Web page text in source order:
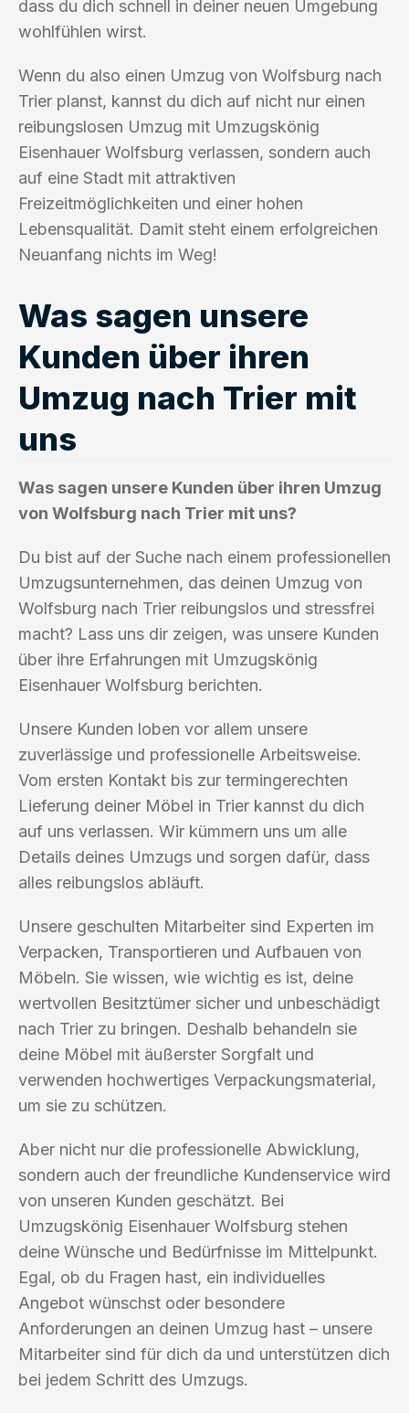
dass du dich schnell in deiner neuen Umgebung
wohlfühlen wirst.
Wenn du also einen Umzug von Wolfsburg nach
Trier planst, kannst du dich auf nicht nur einen
reibungslosen Umzug mit Umzugskönig
Eisenhauer Wolfsburg verlassen, sondern auch
auf eine Stadt mit attraktiven
Freizeitmöglichkeiten und einer hohen
Lebensqualität. Damit steht einem erfolgreichen
Neuanfang nichts im Weg!
Was sagen unsere
Kunden über ihren
Umzug nach Trier mit
uns
Was sagen unsere Kunden über ihren Umzug
von Wolfsburg nach Trier mit uns?
Du bist auf der Suche nach einem professionellen
Umzugsunternehmen, das deinen Umzug von
Wolfsburg nach Trier reibungslos und stressfrei
macht? Lass uns dir zeigen, was unsere Kunden
über ihre Erfahrungen mit Umzugskönig
Eisenhauer Wolfsburg berichten.
Unsere Kunden loben vor allem unsere
zuverlässige und professionelle Arbeitsweise.
Vom ersten Kontakt bis zur termingerechten
Lieferung deiner Möbel in Trier kannst du dich
auf uns verlassen. Wir kümmern uns um alle
Details deines Umzugs und sorgen dafür, dass
alles reibungslos abläuft.
Unsere geschulten Mitarbeiter sind Experten im
Verpacken, Transportieren und Aufbauen von
Möbeln. Sie wissen, wie wichtig es ist, deine
wertvollen Besitztümer sicher und unbeschädigt
nach Trier zu bringen. Deshalb behandeln sie
deine Möbel mit äußerster Sorgfalt und
verwenden hochwertiges Verpackungsmaterial,
um sie zu schützen.
Aber nicht nur die professionelle Abwicklung,
sondern auch der freundliche Kundenservice wird
von unseren Kunden geschätzt. Bei
Umzugskönig Eisenhauer Wolfsburg stehen
deine Wünsche und Bedürfnisse im Mittelpunkt.
Egal, ob du Fragen hast, ein individuelles
Angebot wünschst oder besondere
Anforderungen an deinen Umzug hast – unsere
Mitarbeiter sind für dich da und unterstützen dich
bei jedem Schritt des Umzugs.